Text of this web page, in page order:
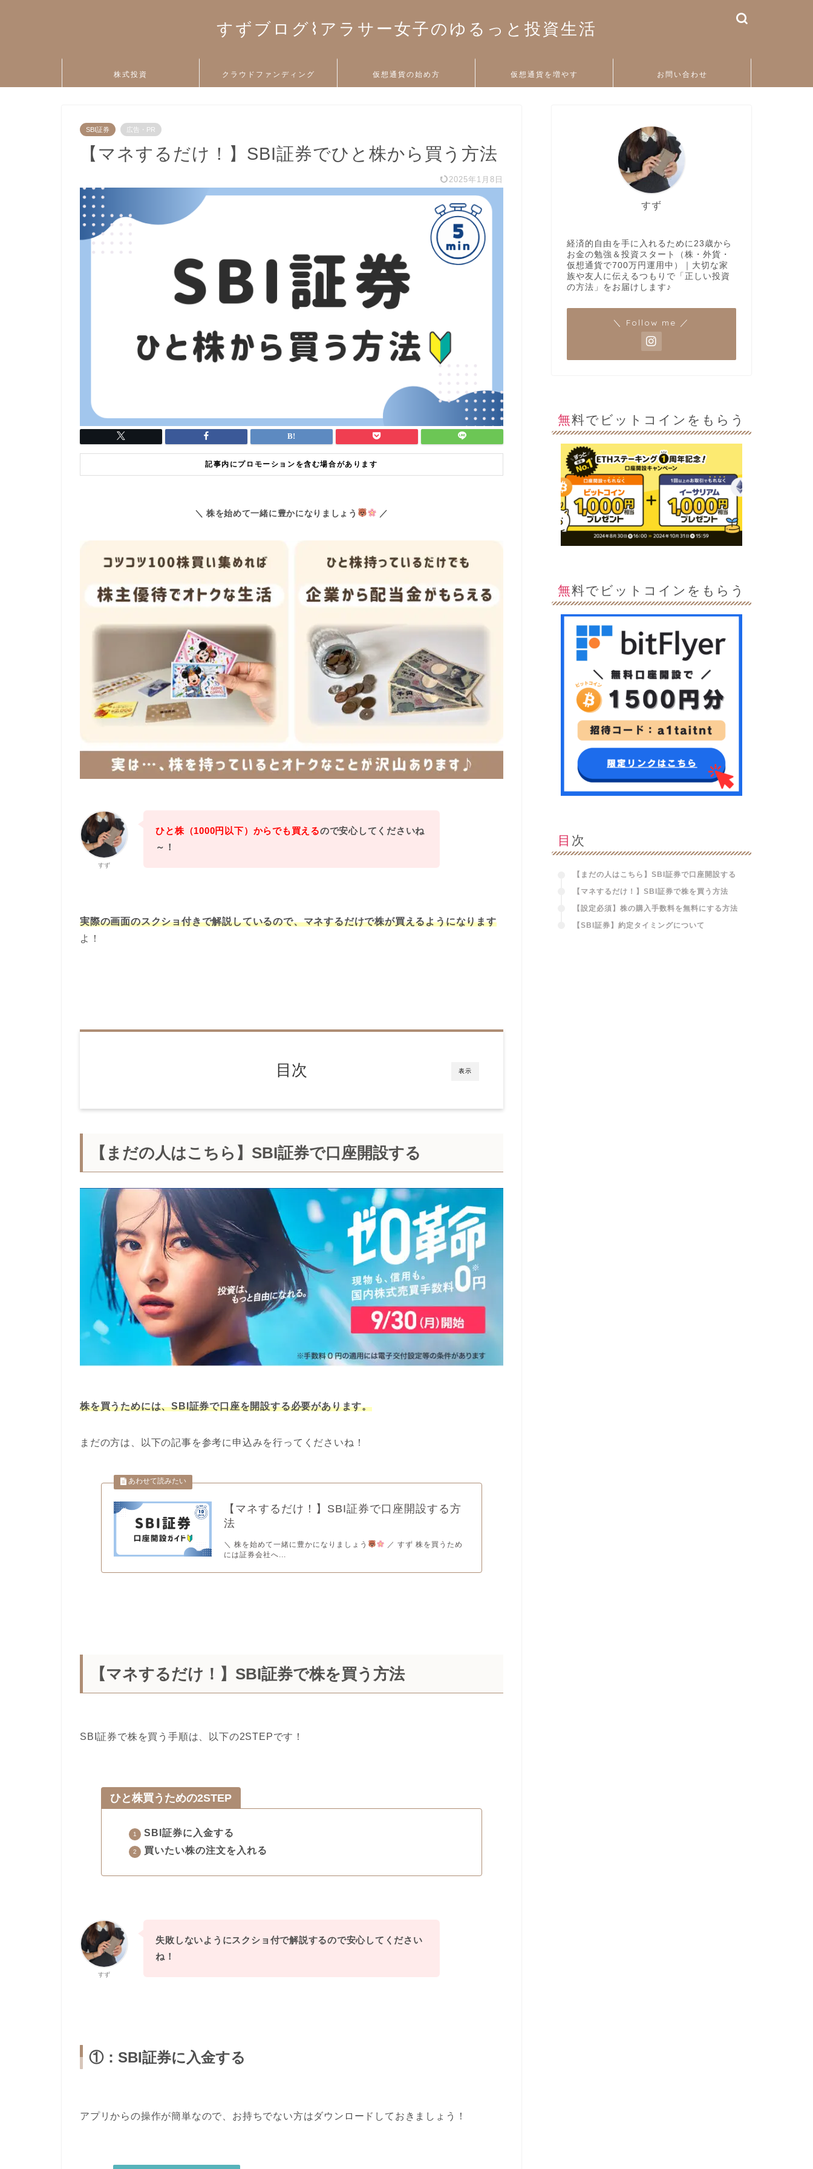
すずブログ⌇アラサー女子のゆるっと投資生活
株式投資 クラウドファンディング 仮想通貨の始め方 仮想通貨を増やす お問い合わせ
SBI証券 広告・PR
【マネするだけ！】SBI証券でひと株から買う方法
2025年1月8日
記事内にプロモーションを含む場合があります
＼ 株を始めて一緒に豊かになりましょう ／
すず
ひと株（1000円以下）からでも買えるので安心してくださいね
～！
実際の画面のスクショ付きで解説しているので、マネするだけで株が買えるようになります
よ！
表示
目次
【まだの人はこちら】SBI証券で口座開設する
株を買うためには、SBI証券で口座を開設する必要があります。
まだの方は、以下の記事を参考に申込みを行ってくださいね！
【マネするだけ！】SBI証券で口座開設する方
法
＼ 株を始めて一緒に豊かになりましょう
／ すず 株を買うため
には証券会社へ...
【マネするだけ！】SBI証券で株を買う方法
SBI証券で株を買う手順は、以下の2STEPです！
ひと株買うための2STEP
SBI証券に入金する
買いたい株の注文を入れる
すず
失敗しないようにスクショ付で解説するので安心してください
ね！
①：SBI証券に入金する
アプリからの操作が簡単なので、お持ちでない方はダウンロードしておきましょう！
すず
経済的自由を手に入れるために23歳から
お金の勉強＆投資スタート（株・外貨・
仮想通貨で700万円運用中）｜大切な家
族や友人に伝えるつもりで「正しい投資
の方法」をお届けします♪
＼ Follow me ／
無料でビットコインをもらう
無料でビットコインをもらう
目次
【まだの人はこちら】SBI証券で口座開設する
【マネするだけ！】SBI証券で株を買う方法
【設定必須】株の購入手数料を無料にする方法
【SBI証券】約定タイミングについて